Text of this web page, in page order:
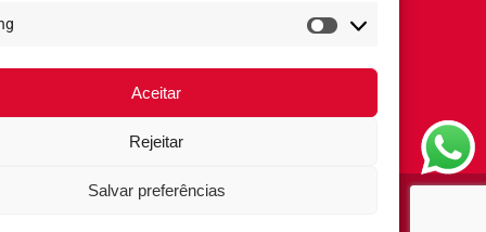
Marketing
Aceitar
Rejeitar
Salvar preferências
Arcólor 2020 - Todos os direitos reservados ®